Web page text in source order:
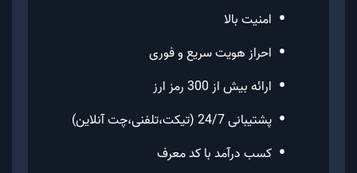
• امنیت بالا
• احراز هویت سریع و فوری
• ارائه بیش از 300 رمز ارز
• پشتیبانی 24/7 (تیکت،تلفنی،چت آنلاین)
• کسب درآمد با کد معرف